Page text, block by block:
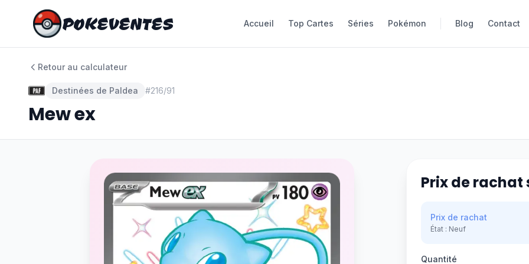
POKEVENTES Accueil Top Cartes Séries Pokémon Blog Contact
POKEVENTES Accueil Top Cartes Séries Pokémon Blog Contact
Retour au calculateur
Destinées de Paldea #216/91
Mew ex
Prix de rachat
Prix de rachat
État : Neuf
Quantité